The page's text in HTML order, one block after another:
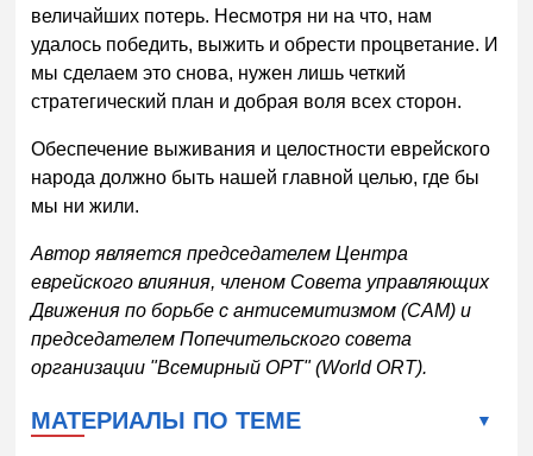
величайших потерь. Несмотря ни на что, нам
удалось победить, выжить и обрести процветание. И
мы сделаем это снова, нужен лишь четкий
стратегический план и добрая воля всех сторон.
Обеспечение выживания и целостности еврейского
народа должно быть нашей главной целью, где бы
мы ни жили.
Автор является председателем Центра
еврейского влияния, членом Совета управляющих
Движения по борьбе с антисемитизмом (CAM) и
председателем Попечительского совета
организации "Всемирный ОРТ" (World ORT).
МАТЕРИАЛЫ ПО ТЕМЕ